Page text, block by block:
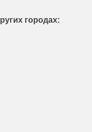
городах: